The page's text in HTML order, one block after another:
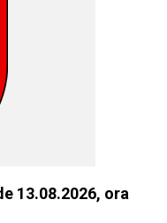
13.08.2026, ora